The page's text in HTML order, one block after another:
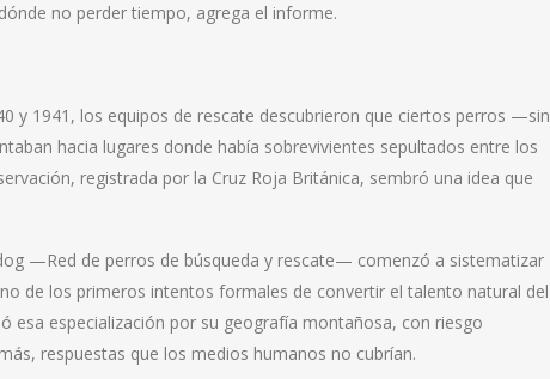
no perder tiempo, agrega el informe.
y 1941, los equipos de rescate descubrieron que ciertos perros —sin
hacia lugares donde había sobrevivientes sepultados entre los
registrada por la Cruz Roja Británica, sembró una idea que
—Red de perros de búsqueda y rescate— comenzó a sistematizar
de los primeros intentos formales de convertir el talento natural del
esa especialización por su geografía montañosa, con riesgo
respuestas que los medios humanos no cubrían.